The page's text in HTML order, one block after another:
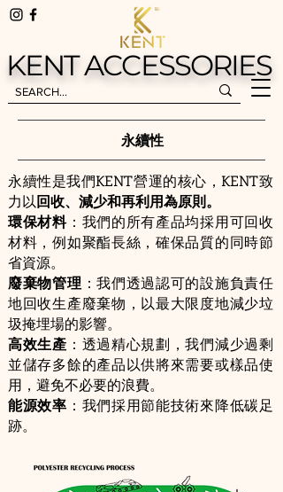
KENT ACCESSORIES
KENT ACCESSORIES
永續性
永續性是我們KENT營運的核心，KENT致
力以回收、減少和再利用為原則。
環保材料：我們的所有產品均採用可回收
材料，例如聚酯長絲，確保品質的同時節
省資源。
廢棄物管理 ：我們透過認可的設施負責任
地回收生產廢棄物，以最大限度地減少垃
圾掩埋場的影響。
高效生產 ：透過精心規劃，我們減少過剩
並儲存多餘的產品以供將來需要或樣品使
用，避免不必要的浪費。
能源效率 ：我們採用節能技術來降低碳足
跡。